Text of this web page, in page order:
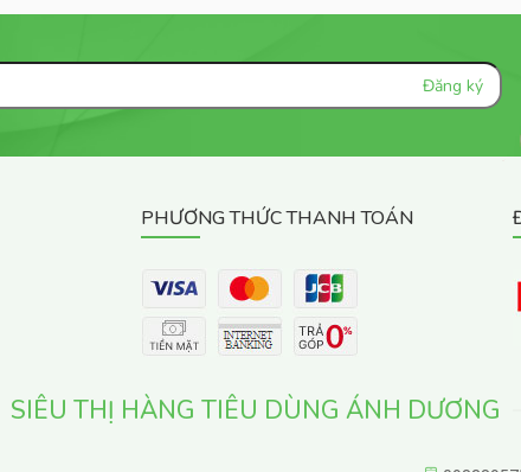
PHƯƠNG THỨC THANH TOÁN
SIÊU THỊ HÀNG TIÊU DÙNG ÁNH DƯƠNG